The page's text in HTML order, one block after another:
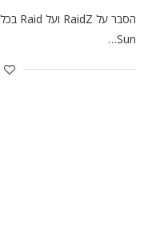
Sun…